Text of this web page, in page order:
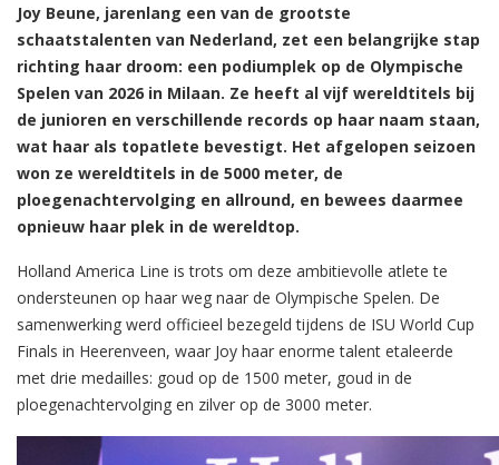
Joy Beune, jarenlang een van de grootste
schaatstalenten van Nederland, zet een belangrijke stap
richting haar droom: een podiumplek op de Olympische
Spelen van 2026 in Milaan. Ze heeft al vijf wereldtitels bij
de junioren en verschillende records op haar naam staan,
wat haar als topatlete bevestigt. Het afgelopen seizoen
won ze wereldtitels in de 5000 meter, de
ploegenachtervolging en allround, en bewees daarmee
opnieuw haar plek in de wereldtop.
Holland America Line is trots om deze ambitievolle atlete te
ondersteunen op haar weg naar de Olympische Spelen. De
samenwerking werd officieel bezegeld tijdens de ISU World Cup
Finals in Heerenveen, waar Joy haar enorme talent etaleerde
met drie medailles: goud op de 1500 meter, goud in de
ploegenachtervolging en zilver op de 3000 meter.